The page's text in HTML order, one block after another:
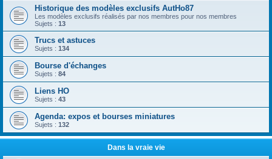
Historique des modèles exclusifs AutHo87
Les modèles exclusifs réalisés par nos membres pour nos membres
Sujets : 13
Trucs et astuces
Sujets : 134
Bourse d'échanges
Sujets : 84
Liens HO
Sujets : 43
Agenda: expos et bourses miniatures
Sujets : 132
Dans la vraie vie